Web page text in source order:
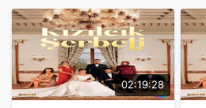
02:19:28